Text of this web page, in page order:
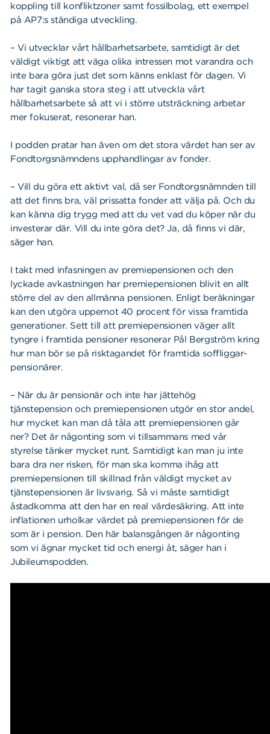
koppling till konfliktzoner samt fossilbolag, ett exempel
på AP7:s ständiga utveckling.
– Vi utvecklar vårt hållbarhetsarbete, samtidigt är det
väldigt viktigt att väga olika intressen mot varandra och
inte bara göra just det som känns enklast för dagen. Vi
har tagit ganska stora steg i att utveckla vårt
hållbarhetsarbete så att vi i större utsträckning arbetar
mer fokuserat, resonerar han.
I podden pratar han även om det stora värdet han ser av
Fondtorgsnämndens upphandlingar av fonder.
– Vill du göra ett aktivt val, då ser Fondtorgsnämnden till
att det finns bra, väl prissatta fonder att välja på. Och du
kan känna dig trygg med att du vet vad du köper när du
investerar där. Vill du inte göra det? Ja, då finns vi där,
säger han.
I takt med infasningen av premiepensionen och den
lyckade avkastningen har premiepensionen blivit en allt
större del av den allmänna pensionen. Enligt beräkningar
kan den utgöra uppemot 40 procent för vissa framtida
generationer. Sett till att premiepensionen väger allt
tyngre i framtida pensioner resonerar Pål Bergström kring
hur man bör se på risktagandet för framtida soffliggar-
pensionärer.
– När du är pensionär och inte har jättehög
tjänstepension och premiepensionen utgör en stor andel,
hur mycket kan man då tåla att premiepensionen går
ner? Det är någonting som vi tillsammans med vår
styrelse tänker mycket runt. Samtidigt kan man ju inte
bara dra ner risken, för man ska komma ihåg att
premiepensionen till skillnad från väldigt mycket av
tjänstepensionen är livsvarig. Så vi måste samtidigt
åstadkomma att den har en real värdesäkring. Att inte
inflationen urholkar värdet på premiepensionen för de
som är i pension. Den här balansgången är någonting
som vi ägnar mycket tid och energi åt, säger han i
Jubileumspodden.